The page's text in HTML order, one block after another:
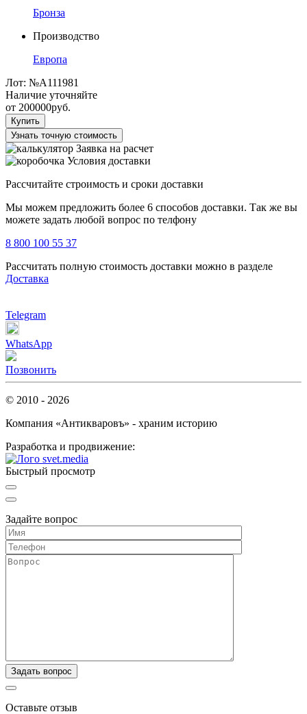
Бронза
Производство
Европа
Лот: №А111981
Наличие уточняйте
от 200000руб.
Купить
Узнать точную стоимость
Заявка на расчет
Условия доставки
Рассчитайте строимость и сроки доставки
Мы можем предложить более 6 способов доставки. Так же вы
можете задать любой вопрос по телфону
8 800 100 55 37
Рассчитать полную стоимость доставки можно в разделе
Доставка
Telegram
WhatsApp
Позвонить
© 2010 - 2026
Компания «Антикваровъ» - храним историю
Разработка и продвижение:
Быстрый просмотр
Задайте вопрос
Оставьте отзыв